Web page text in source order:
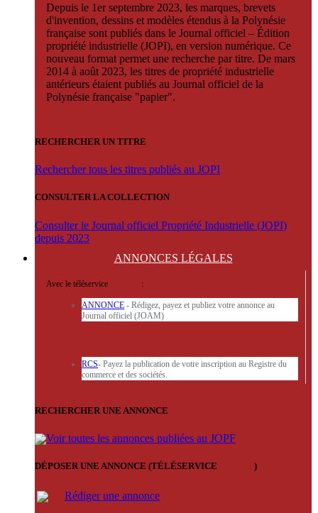
Depuis le 1er septembre 2023, les marques, brevets
d'invention, dessins et modèles étendus à la Polynésie
française sont publiés dans le Journal officiel – Édition
propriété industrielle (JOPI), en version numérique. Ce
nouveau format permet une recherche par titre. De mars
2014 à août 2023, les titres de propriété industrielle
antérieurs étaient publiés au Journal officiel de la
Polynésie française "papier".
RECHERCHER UN TITRE
Rechercher tous les titres publiés au JOPI
CONSULTER LA COLLECTION
Consulter le Journal officiel Propriété Industrielle (JOPI)
depuis 2023
ANNONCES LÉGALES
Avec le téléservice :
ANNONCE - Rédigez, payez et publiez votre annonce au
Journal officiel (JOAM)
RCS- Payez la publication de votre inscription au Registre du
commerce et des sociétés.
RECHERCHER UNE ANNONCE
Voir toutes les annonces publiées au JOPF
DÉPOSER UNE ANNONCE (TÉLÉSERVICE )
Rédiger une annonce